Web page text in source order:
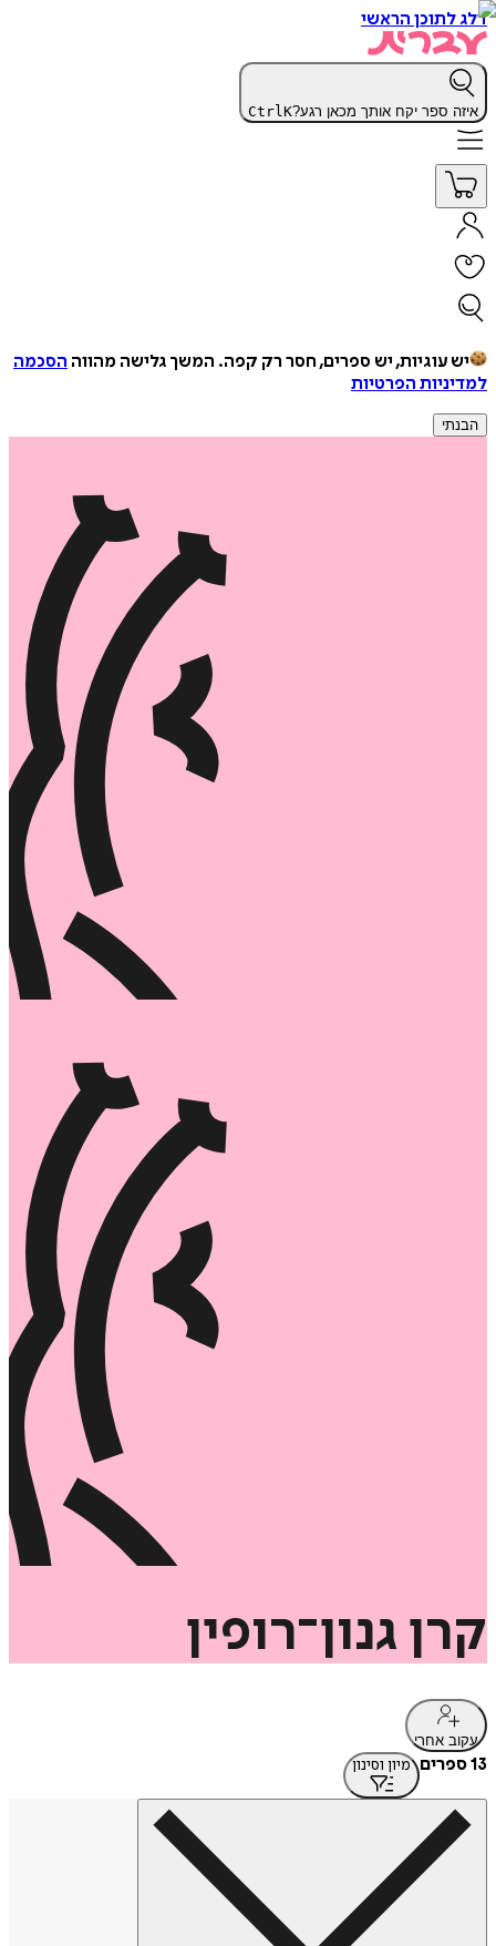
דלג לתוכן הראשי
איזה ספר יקח אותך מכאן רגע? CtrlK
יש עוגיות, יש ספרים, חסר רק קפה. המשך גלישה מהווה הסכמה
למדיניות הפרטיות
הבנתי
קרן גנון־רופין
עקוב אחרי
13 ספרים מיון וסינון